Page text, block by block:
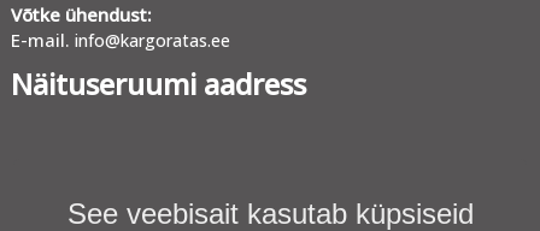
Võtke ühendust:
E-mail. info@kargoratas.ee
Näituseruumi aadress
See veebisait kasutab küpsiseid